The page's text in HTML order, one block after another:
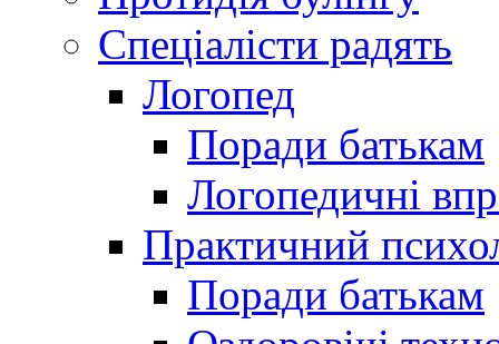
Спеціалісти радять
Логопед
Поради батькам
Логопедичні
Практичний
Поради батькам